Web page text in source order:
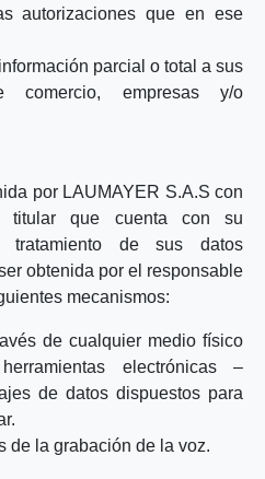
autorizaciones que en ese
parcial o total a sus
comercio, empresas y/o
por LAUMAYER S.A.S con
que cuenta con su
tratamiento de sus datos
obtenida por el responsable
mecanismos:
de cualquier medio físico
electrónicas –
de datos dispuestos para
de la grabación de la voz.